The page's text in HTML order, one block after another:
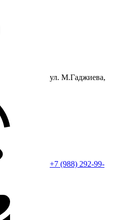
ул. М.Гаджиева,
+7 (988) ‎292-99-